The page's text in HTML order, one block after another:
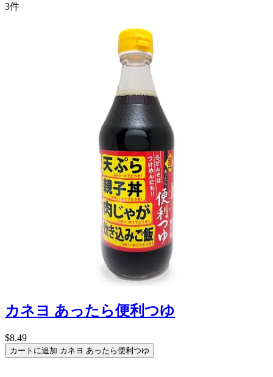
3件
カネヨ あったら便利つゆ
$8.49
カートに追加 カネヨ あったら便利つゆ